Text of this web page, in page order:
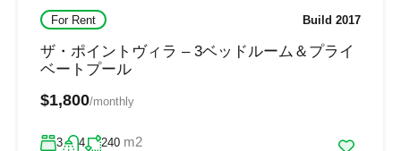
For Rent Build 2017
ザ・ポイントヴィラ – 3ベッドルーム＆プライ
ベートプール
$1,800/monthly
3 4 240 m2